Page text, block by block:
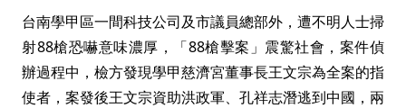
台南學甲區一間科技公司及市議員總部外，遭不明人士掃
射88槍恐嚇意味濃厚，「88槍擊案」震驚社會，案件偵
辦過程中，檢方發現學甲慈濟宮董事長王文宗為全案的指
使者，案發後王文宗資助洪政軍、孔祥志潛逃到中國，兩